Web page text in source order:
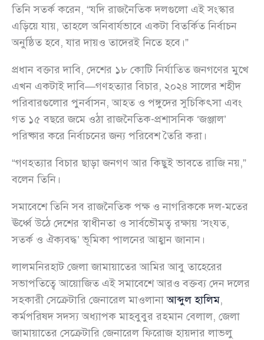
তিনি সতর্ক করেন, “যদি রাজনৈতিক দলগুলো এই সংস্কার
এড়িয়ে যায়, তাহলে অনিবার্যভাবে একটা বিতর্কিত নির্বাচন
অনুষ্ঠিত হবে, যার দায়ও তাদেরই নিতে হবে।”
প্রধান বক্তার দাবি, দেশের ১৮ কোটি নির্যাতিত জনগণের মুখে
এখন একটাই দাবি—গণহত্যার বিচার, ২০২৪ সালের শহীদ
পরিবারগুলোর পুনর্বাসন, আহত ও পঙ্গুদের সুচিকিৎসা এবং
গত ১৫ বছরে জমে ওঠা রাজনৈতিক-প্রশাসনিক ‘জঞ্জাল’
পরিষ্কার করে নির্বাচনের জন্য পরিবেশ তৈরি করা।
“গণহত্যার বিচার ছাড়া জনগণ আর কিছুই ভাবতে রাজি নয়,”
বলেন তিনি।
সমাবেশে তিনি সব রাজনৈতিক পক্ষ ও নাগরিককে দল-মতের
ঊর্ধ্বে উঠে দেশের স্বাধীনতা ও সার্বভৌমত্ব রক্ষায় ‘সংযত,
সতর্ক ও ঐক্যবদ্ধ’ ভূমিকা পালনের আহ্বান জানান।
লালমনিরহাট জেলা জামায়াতের আমির আবু তাহেরের
সভাপতিত্বে আয়োজিত এই সমাবেশে আরও বক্তব্য দেন দলের
সহকারী সেক্রেটারি জেনারেল মাওলানাআব্দুল হালিম,
কর্মপরিষদ সদস্য অধ্যাপক মাহবুবুর রহমান বেলাল, জেলা
জামায়াতের সেক্রেটারি জেনারেল ফিরোজ হায়দার লাভলু